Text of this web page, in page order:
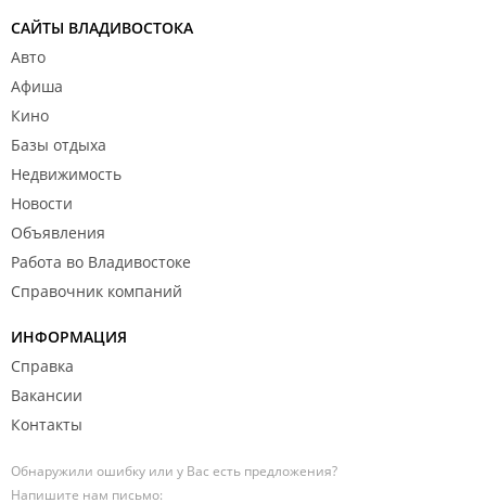
САЙТЫ ВЛАДИВОСТОКА
Авто
Афиша
Кино
Базы отдыха
Недвижимость
Новости
Объявления
Работа во Владивостоке
Справочник компаний
ИНФОРМАЦИЯ
Справка
Вакансии
Контакты
Обнаружили ошибку или у Вас есть предложения?
Напишите нам письмо: